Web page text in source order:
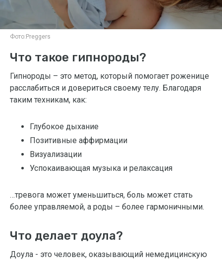
Фото: Preggers
Что такое гипнороды?
Гипнороды – это метод, который помогает роженице
расслабиться и довериться своему телу. Благодаря
таким техникам, как:
Глубокое дыхание
Позитивные аффирмации
Визуализации
Успокаивающая музыка и релаксация
…тревога может уменьшиться, боль может стать
более управляемой, а роды – более гармоничными.
Что делает доула?
Доула - это человек, оказывающий немедицинскую